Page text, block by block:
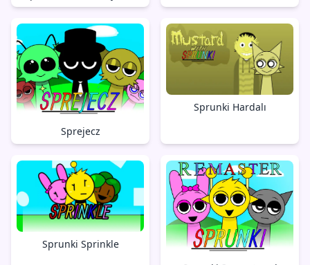
Sprejecz
Sprunki Hardalı
Sprunki Sprinkle